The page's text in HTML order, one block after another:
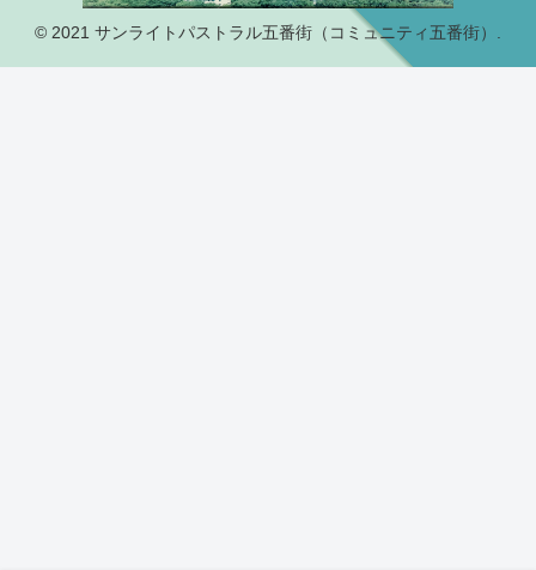
© 2021 サンライトパストラル五番街（コミュニティ五番街）.